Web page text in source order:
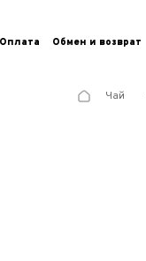
Обмен и возврат
Чай